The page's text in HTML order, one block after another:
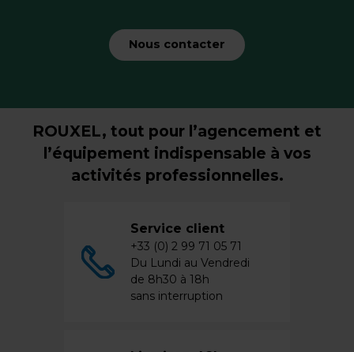
Nous contacter
ROUXEL, tout pour l’agencement et
l’équipement indispensable à vos
activités professionnelles.
Service client
+33 (0) 2 99 71 05 71
Du Lundi au Vendredi
de 8h30 à 18h
sans interruption